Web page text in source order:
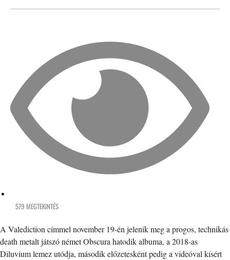
579 MEGTEKINTÉS
A Valediction címmel november 19-én jelenik meg a progos, technikás
death metalt játszó német Obscura hatodik albuma, a 2018-as
Diluvium lemez utódja, második előzetesként pedig a videóval kísért